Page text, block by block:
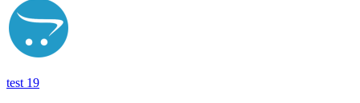
test 19